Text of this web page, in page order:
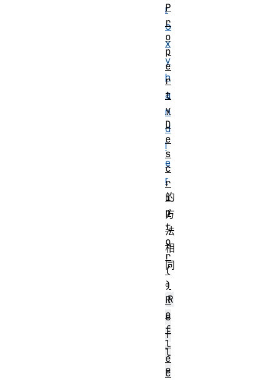
r
o
x
y
h
a
n
d
l
e
r
的
方
法
相
同
。
R
e
f
l
e
P
r
o
p
e
r
t
y
D
e
s
c
r
i
p
t
o
r
(
)
R
e
f
l
e
c